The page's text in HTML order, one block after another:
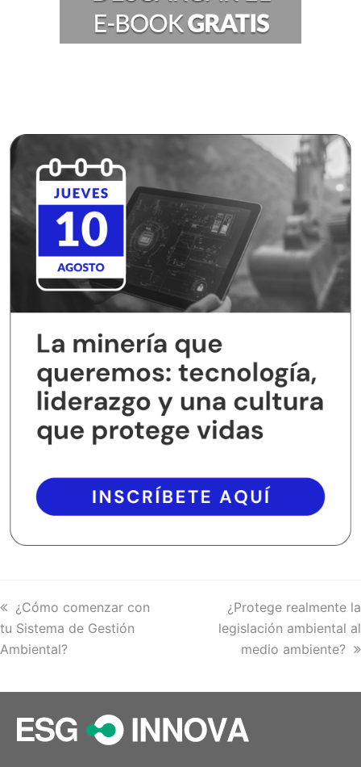
previous
post:
¿Cómo comenzar con
tu Sistema de Gestión
Ambiental?
next
post:
¿Protege realmente la
legislación ambiental al
medio ambiente?